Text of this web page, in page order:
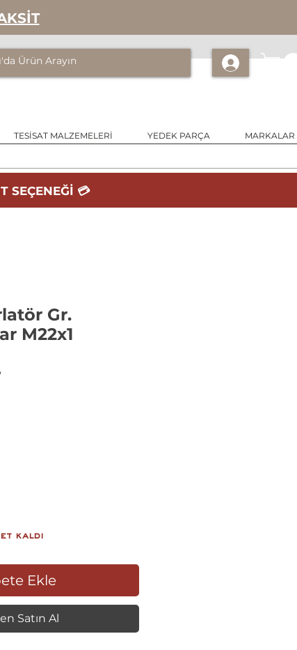
TESİSAT MALZEMELERİ YEDEK PARÇA MARKALAR
💳
Gr.
M22x1
kaldı
Ekle
Satın Al